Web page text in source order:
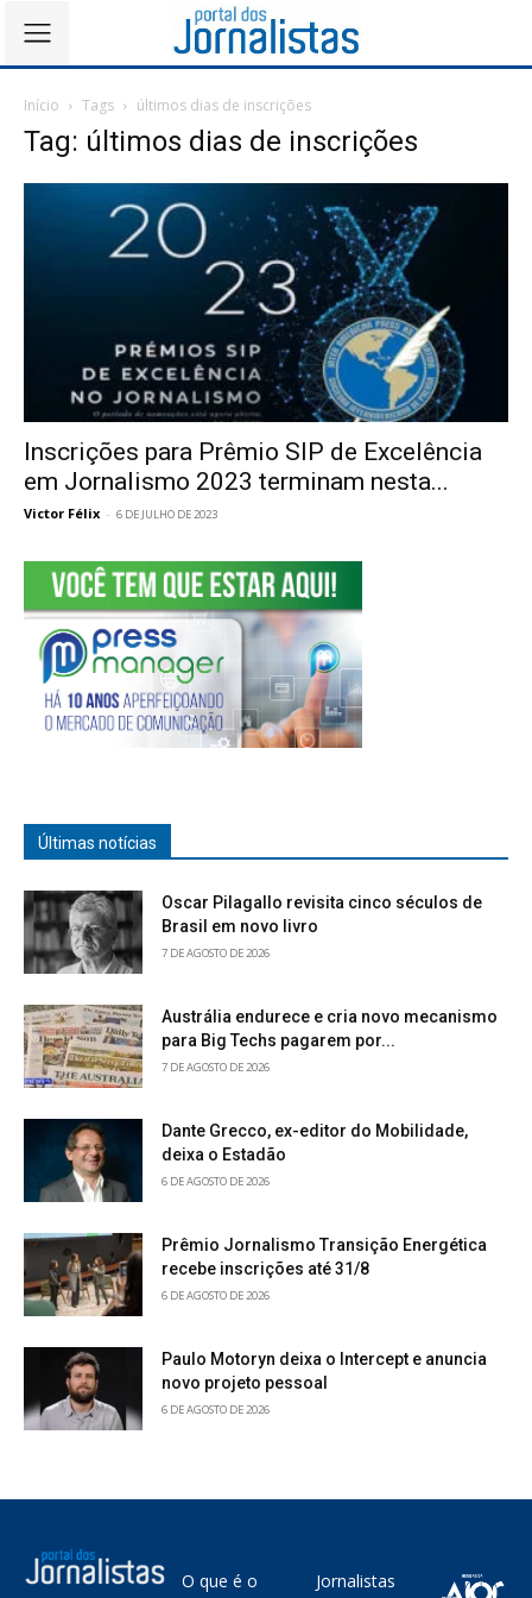
Início Tags últimos dias de inscrições
Tag: últimos dias de inscrições
Inscrições para Prêmio SIP de Excelência
em Jornalismo 2023 terminam nesta...
Victor Félix - 6 DE JULHO DE 2023
Últimas notícias
Oscar Pilagallo revisita cinco séculos de
Brasil em novo livro
7 DE AGOSTO DE 2026
Austrália endurece e cria novo mecanismo
para Big Techs pagarem por...
7 DE AGOSTO DE 2026
Dante Grecco, ex-editor do Mobilidade,
deixa o Estadão
6 DE AGOSTO DE 2026
Prêmio Jornalismo Transição Energética
recebe inscrições até 31/8
6 DE AGOSTO DE 2026
Paulo Motoryn deixa o Intercept e anuncia
novo projeto pessoal
6 DE AGOSTO DE 2026
O que é o Jornalistas